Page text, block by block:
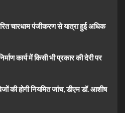
चारधाम पंजीकरण से यात्रा हुई अधिक
कार्य में किसी भी प्रकार की देरी पर
की होगी नियमित जांच, डीएम डॉ. आशीष